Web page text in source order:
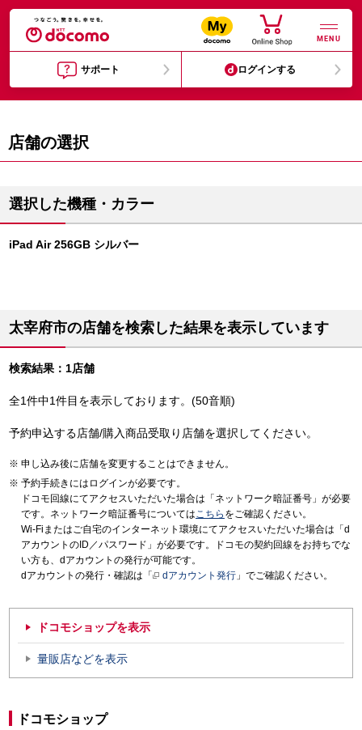
MENU
サポート ログインする
店舗の選択
選択した機種・カラー
iPad Air 256GB シルバー
太宰府市の店舗を検索した結果を表示しています
検索結果：1店舗
全1件中1件目を表示しております。(50音順)
予約申込する店舗/購入商品受取り店舗を選択してください。
申し込み後に店舗を変更することはできません。
予約手続きにはログインが必要です。
ドコモ回線にてアクセスいただいた場合は「ネットワーク暗証番号」が必要
です。ネットワーク暗証番号についてはこちら をご確認ください。
Wi-Fiまたはご自宅のインターネット環境にてアクセスいただいた場合は「d
アカウントのID／パスワード」が必要です。ドコモの契約回線をお持ちでな
い方も、dアカウントの発行が可能です。
dアカウントの発行・確認は「
dアカウント発行 」でご確認ください。
ドコモショップを表示
量販店などを表示
ドコモショップ